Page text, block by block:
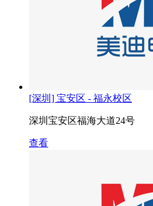
[深圳] 宝安区 - 福永校区
深圳宝安区福海大道24号
查看